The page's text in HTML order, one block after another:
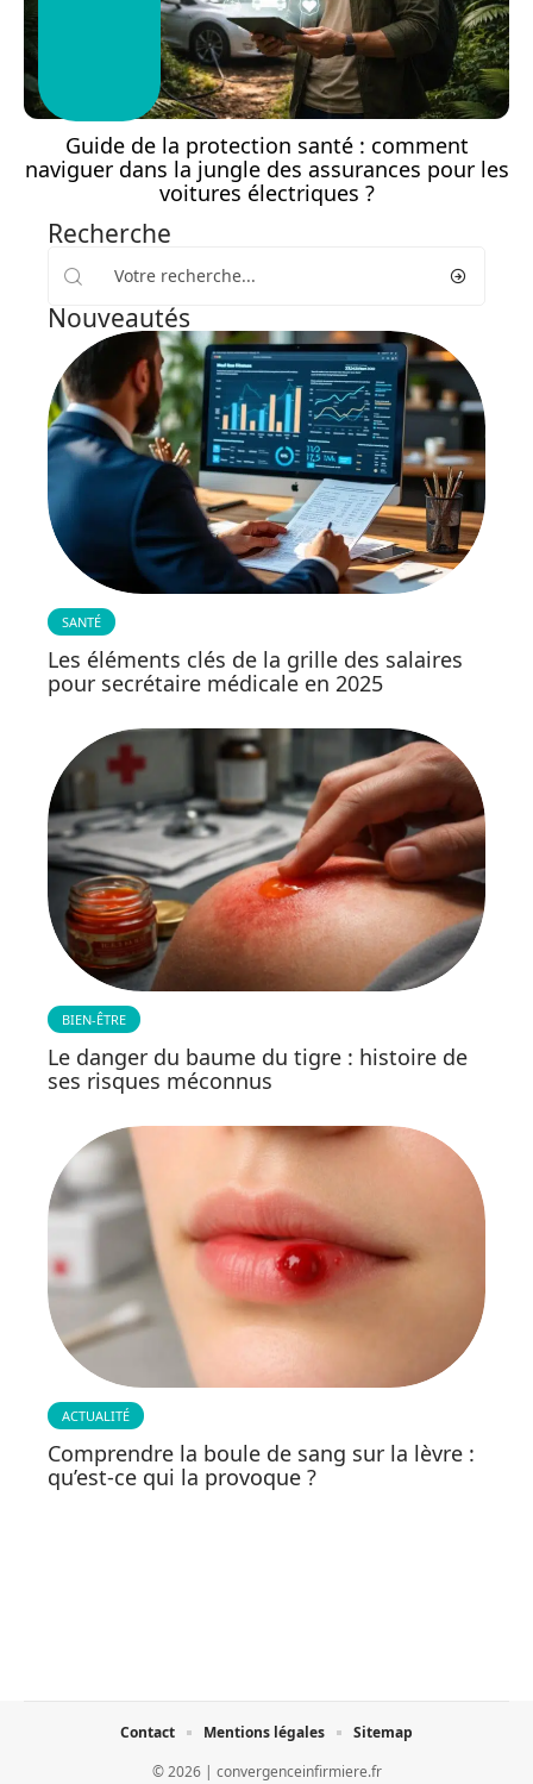
Guide de la protection santé : comment
naviguer dans la jungle des assurances pour les
voitures électriques ?
Recherche
Nouveautés
SANTÉ
Les éléments clés de la grille des salaires
pour secrétaire médicale en 2025
BIEN-ÊTRE
Le danger du baume du tigre : histoire de
ses risques méconnus
ACTUALITÉ
Comprendre la boule de sang sur la lèvre :
qu’est-ce qui la provoque ?
© 2026 | convergenceinfirmiere.fr
Contact Mentions légales Sitemap